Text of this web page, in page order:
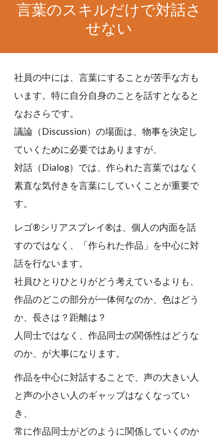
言葉のスキルだけで対話さ
せない
社員の中には、言葉にすることが苦手な方も
います。特に自分自身のことを話すとなると
なおさらです。
議論（Discussion）の場面は、物事を決定し
ていくために必要ではありますが、
対話（Dialog）では、作られた言葉ではなく
素直な気付きを言葉にしていくことが重要で
す。
レゴ®シリアスプレイ®は、個人の内面を話
すのではなく、「作られた作品」を中心に対
話を行ないます。
社員ひとりひとりがどう考えているよりも、
作品のどこの部分が一体何なのか、色はどう
か、長さは？距離は？
人同士ではなく、作品同士の関係性はどうな
のか、が大事になります。
作品を中心に対話することで、声の大きい人
と声の小さい人のギャップはなくなってい
き、
常に作品同士がどのように関係していくのか